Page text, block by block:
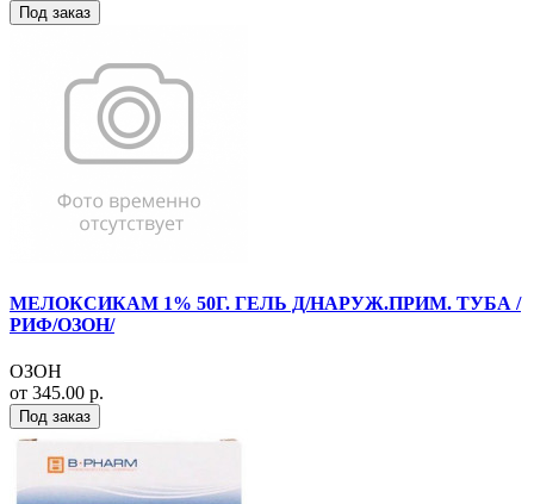
Под заказ
МЕЛОКСИКАМ 1% 50Г. ГЕЛЬ Д/НАРУЖ.ПРИМ. ТУБА /
РИФ/ОЗОН/
ОЗОН
от 345.00 р.
Под заказ